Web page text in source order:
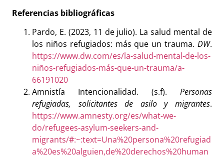
Referencias bibliográficas
Pardo, E. (2023, 11 de julio). La salud mental de
los niños refugiados: más que un trauma. DW.
https://www.dw.com/es/la-salud-mental-de-los-
niños-refugiados-más-que-un-trauma/a-
66191020
Amnistía Intencionalidad. (s.f). Personas
refugiadas, solicitantes de asilo y migrantes.
https://www.amnesty.org/es/what-we-
do/refugees-asylum-seekers-and-
migrants/#:~:text=Una%20persona%20refugiad
a%20es%20alguien,de%20derechos%20human